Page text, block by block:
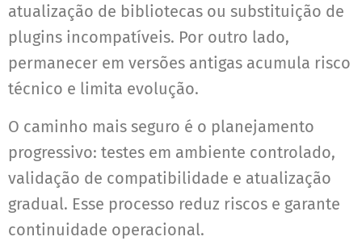
atualização de bibliotecas ou substituição de
plugins incompatíveis. Por outro lado,
permanecer em versões antigas acumula risco
técnico e limita evolução.
O caminho mais seguro é o planejamento
progressivo: testes em ambiente controlado,
validação de compatibilidade e atualização
gradual. Esse processo reduz riscos e garante
continuidade operacional.